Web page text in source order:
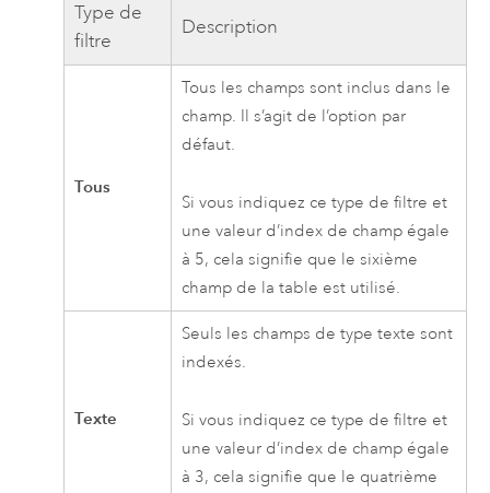
Type de
filtre
Description
Tous
Tous les champs sont inclus dans le
champ. Il s’agit de l’option par
défaut.
Si vous indiquez ce type de filtre et
une valeur d’index de champ égale
à 5, cela signifie que le sixième
champ de la table est utilisé.
Texte
Seuls les champs de type texte sont
indexés.
Si vous indiquez ce type de filtre et
une valeur d’index de champ égale
à 3, cela signifie que le quatrième